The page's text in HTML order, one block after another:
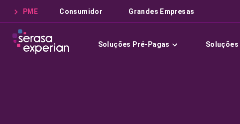
PME Consumidor Grandes Empresas
Soluções Pré-Pagas